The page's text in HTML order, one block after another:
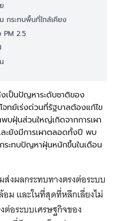
กระทบพื้นที่ใกล้เคียง
PM 2.5
เป็นปัญหาระดับชาติของ
จทย์เร่งด่วนที่รัฐบาลต้องแก้ไข
บฝุ่นส่วนใหญ่เกิดจากการเผา
ะยังมีการเผาตลอดทั้งปี พบ
ระทบปัญหาฝุ่นหนักขึ้นในเดือน
งผลกระทบทางตรงต่อระบบ
ม และในที่สุดที่หลีกเลี่ยงไม่
อระบบเศรษฐกิจของ